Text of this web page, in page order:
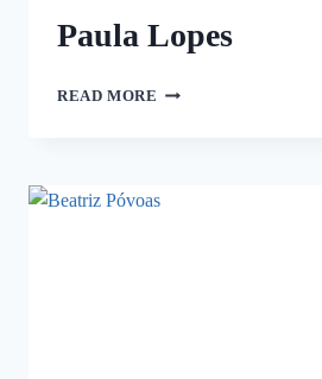
Paula Lopes
READ MORE